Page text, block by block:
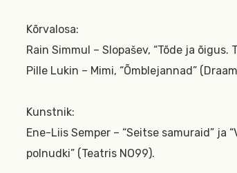
Kõrvalosa:
Rain Simmul – Slopašev, “Tõde ja
Pille Lukin – Mimi, “Õmblejannad”
Kunstnik:
Ene-Liis Semper – “Seitse samuraid”
polnudki” (Teatris NO99).